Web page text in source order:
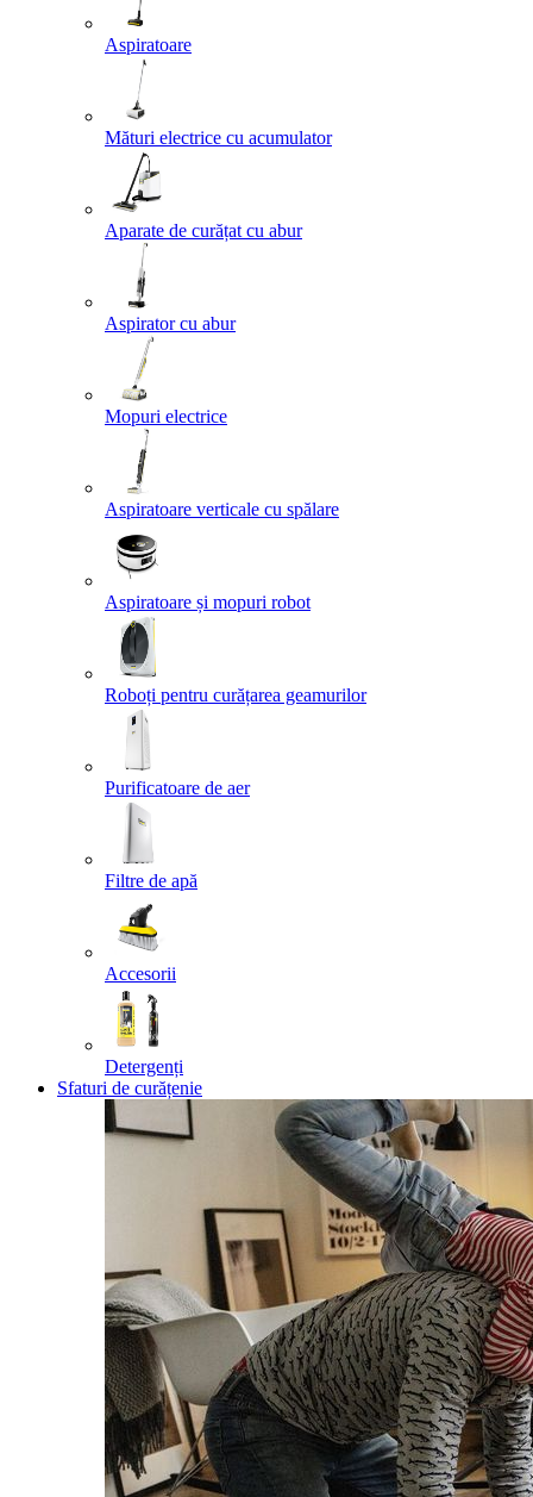
Aspiratoare
Mături electrice cu acumulator
Aparate de curățat cu abur
Aspirator cu abur
Mopuri electrice
Aspiratoare verticale cu spălare
Aspiratoare și mopuri robot
Roboți pentru curățarea geamurilor
Purificatoare de aer
Filtre de apă
Accesorii
Detergenți
Sfaturi de curățenie